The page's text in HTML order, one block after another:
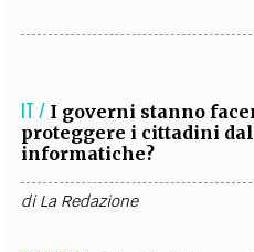
IT / I governi stanno
proteggere i cittadini
informatiche?
diLa Redazione